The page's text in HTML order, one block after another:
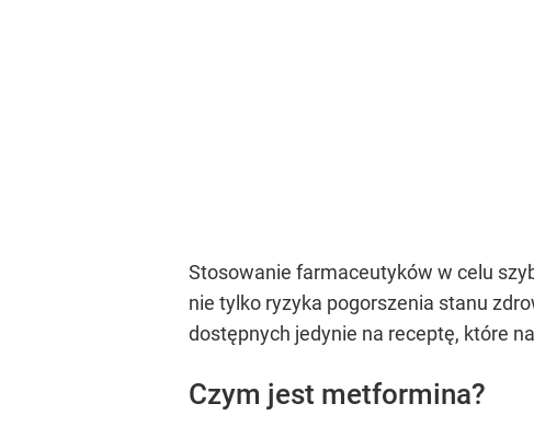
Stosowanie farmaceutyków w celu
nie tylko ryzyka pogorszenia stanu
dostępnych jedynie na receptę, które
Czym jest metformina?